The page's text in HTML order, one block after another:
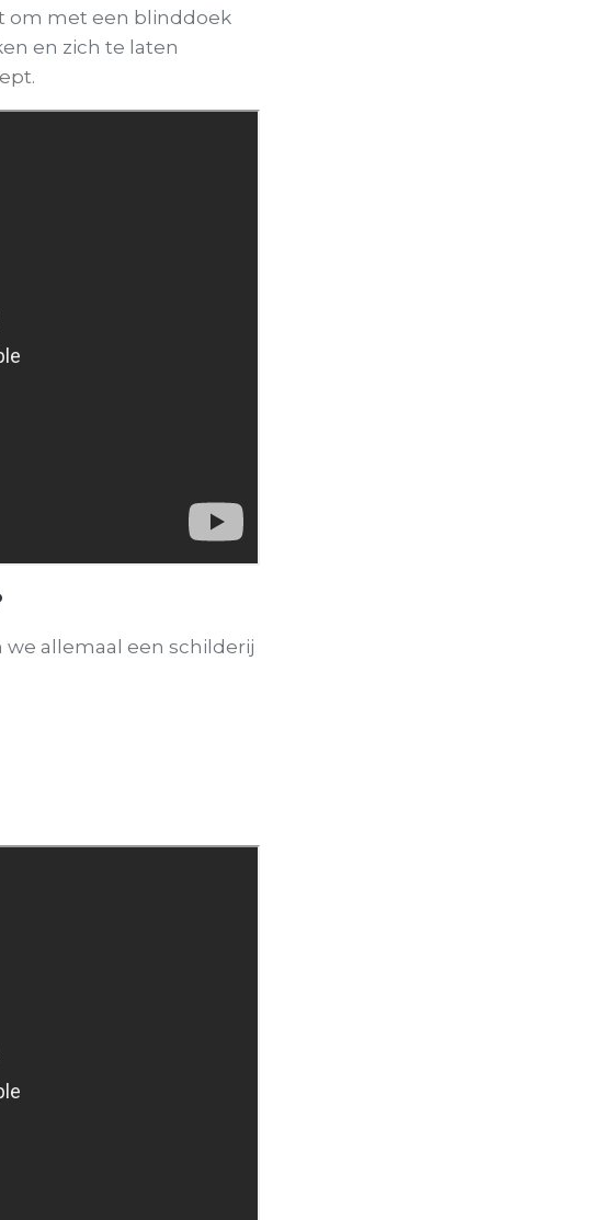
om met een blinddoek
en zich te laten
allemaal een schilderij